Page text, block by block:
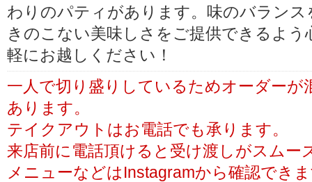
わりのパティがあります。味のバラン
きのこない美味しさをご提供できるよ
軽にお越しください！
一人で切り盛りしているためオーダー
あります。
テイクアウトはお電話でも承ります。
来店前に電話頂けると受け渡しがスムー
メニューなどはInstagramから確認でき